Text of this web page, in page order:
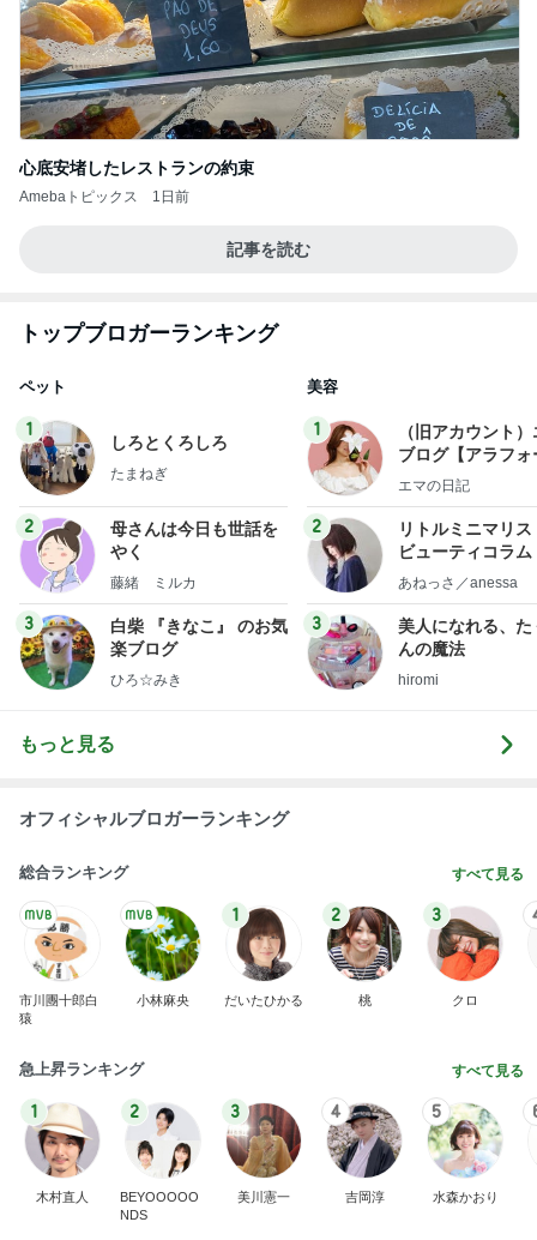
心底安堵したレストランの約束
Amebaトピックス 1日前
記事を読む
トップブロガーランキング
ペット
1
しろとくろしろ
たまねぎ
2
母さんは今日も世話を
やく
藤緒 ミルカ
3
白柴 『きなこ』 のお気
楽ブログ
ひろ☆みき
美容
1
（旧アカウント
ブログ【アラフォ
社売却セカンドラ
エマの日記
2
リトルミニマリス
ビューティコラ
little
あねっさ／anessa
3
美人になれる、た
んの魔法
hiromi
もっと見る
オフィシャルブロガーランキング
総合ランキング すべて見る
市川團十郎白
猿
小林麻央
1
だいたひかる
2
桃
3
クロ
急上昇ランキング すべて見る
1
木村直人
2
BEYOOOOO
NDS
3
美川憲一
4
吉岡淳
5
水森かおり